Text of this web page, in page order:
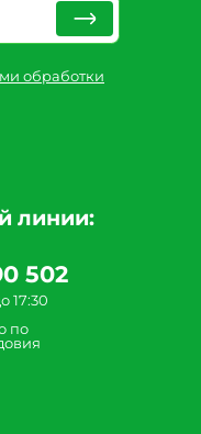
линии:
502
17:30
по
обработки